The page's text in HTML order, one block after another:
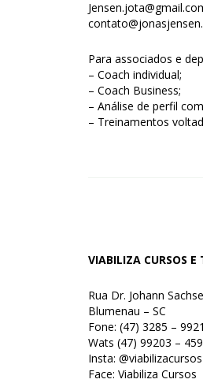
Para associados e
– Coach individual;
– Coach Business;
– Análise de perfil
– Treinamentos
VIABILIZA CURSOS
Rua Dr. Johann
Blumenau – SC
Fone: (47) 3285 – 9921
Wats (47) 99203 –
Insta: @viabilizacursos
Face: Viabiliza Cursos